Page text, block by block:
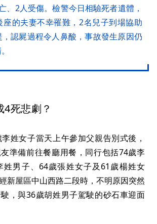
、2人受傷。檢警今日相驗死者遺體，
座的夫妻不幸罹難，2名兒子到場協助
認屍過程令人鼻酸，事故發生原因仍
死悲劇？
姓女子當天上午參加父親告別式後，
準備前往餐廳用餐，同行包括74歲李
姓男子、64歲張姓女子及61歲楊姓女
新屋區中山西路二段時，不明原因突然
，與36歲胡姓男子駕駛的砂石車迎面